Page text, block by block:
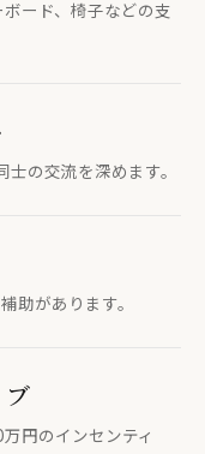
ード、椅子などの支
の交流を深めます。
助があります。
ブ
円のインセンティ